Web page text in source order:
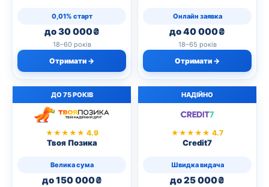
0,01% старт
до 30 000₴
18–60 років
Отримати →
Онлайн заявка
до 40 000₴
18–65 років
Отримати →
ДО 75 РОКІВ
★★★★★ 4.9
Твоя Позика
Велика сума
до 150 000₴
НАДІЙНО
★★★★★ 4.7
Credit7
Швидка видача
до 25 000₴